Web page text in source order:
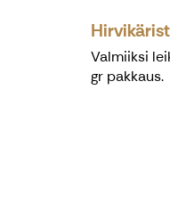
Valmiiksi
gr pakkaus.